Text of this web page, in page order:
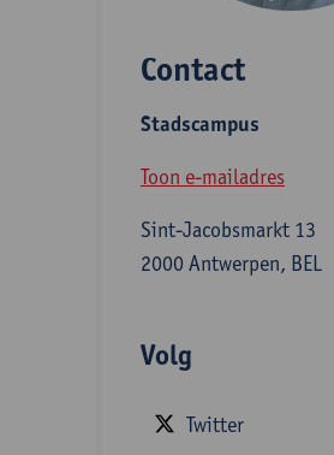
Contact
Stadscampus
Toon e-mailadres
Sint-Jacobsmarkt 13
2000 Antwerpen, BEL
Volg
Twitter